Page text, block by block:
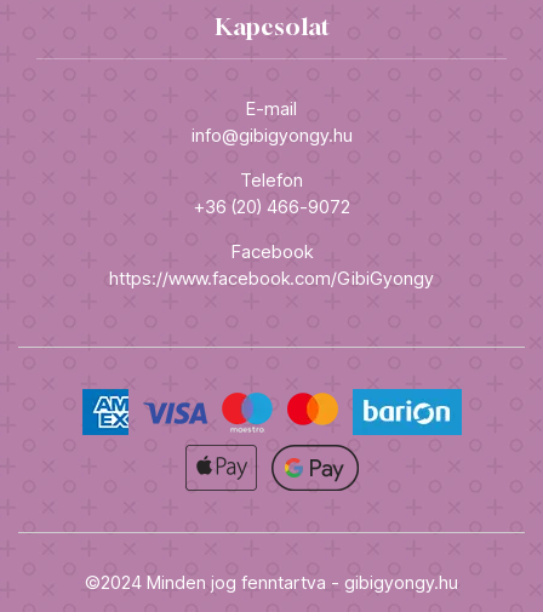
Kapcsolat
E-mail
info@gibigyongy.hu
Telefon
+36 (20) 466-9072
Facebook
https://www.facebook.com/GibiGyongy
©2024 Minden jog fenntartva - gibigyongy.hu